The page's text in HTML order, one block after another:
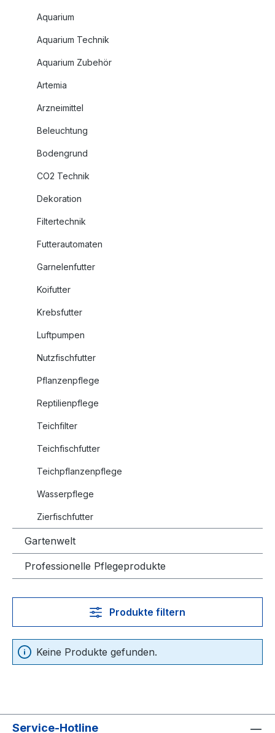
Aquarium
Aquarium Technik
Aquarium Zubehör
Artemia
Arzneimittel
Beleuchtung
Bodengrund
CO2 Technik
Dekoration
Filtertechnik
Futterautomaten
Garnelenfutter
Koifutter
Krebsfutter
Luftpumpen
Nutzfischfutter
Pflanzenpflege
Reptilienpflege
Teichfilter
Teichfischfutter
Teichpflanzenpflege
Wasserpflege
Zierfischfutter
Gartenwelt
Professionelle Pflegeprodukte
Produkte filtern
Keine Produkte gefunden.
Service-Hotline